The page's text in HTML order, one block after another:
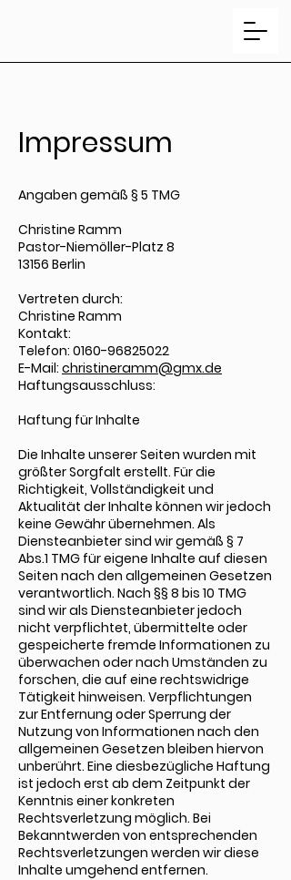
Impressum
Angaben gemäß § 5 TMG
Christine Ramm
Pastor-Niemöller-Platz 8
13156 Berlin
Vertreten durch:
Christine Ramm
Kontakt:
Telefon: 0160-96825022
E-Mail: christineramm@gmx.de
Haftungsausschluss:
Haftung für Inhalte
Die Inhalte unserer Seiten wurden mit
größter Sorgfalt erstellt. Für die
Richtigkeit, Vollständigkeit und
Aktualität der Inhalte können wir jedoch
keine Gewähr übernehmen. Als
Diensteanbieter sind wir gemäß § 7
Abs.1 TMG für eigene Inhalte auf diesen
Seiten nach den allgemeinen Gesetzen
verantwortlich. Nach §§ 8 bis 10 TMG
sind wir als Diensteanbieter jedoch
nicht verpflichtet, übermittelte oder
gespeicherte fremde Informationen zu
überwachen oder nach Umständen zu
forschen, die auf eine rechtswidrige
Tätigkeit hinweisen. Verpflichtungen
zur Entfernung oder Sperrung der
Nutzung von Informationen nach den
allgemeinen Gesetzen bleiben hiervon
unberührt. Eine diesbezügliche Haftung
ist jedoch erst ab dem Zeitpunkt der
Kenntnis einer konkreten
Rechtsverletzung möglich. Bei
Bekanntwerden von entsprechenden
Rechtsverletzungen werden wir diese
Inhalte umgehend entfernen.